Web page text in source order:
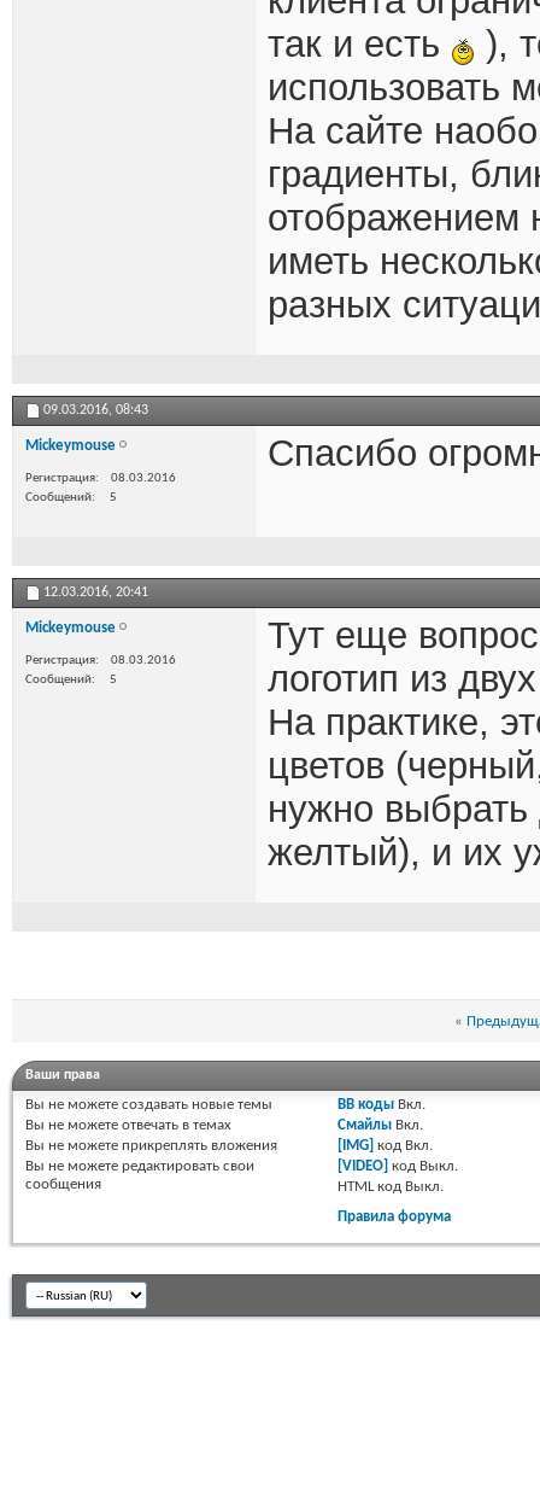
так и есть
),
использовать
На сайте
градиенты,
отображением
иметь
разных
09.03.2016, 08:43
Mickeymouse
Регистрация
08.03.2016
Сообщений
5
Спасибо
12.03.2016, 20:41
Mickeymouse
Регистрация
08.03.2016
Сообщений
5
Тут еще
логотип из
На практике,
цветов
нужно
желтый), и их
«
Ваши права
Вы не можете создавать новые темы
Вы не можете отвечать в темах
Вы не можете прикреплять вложения
Вы не можете редактировать свои
сообщения
BB коды Вкл.
Смайлы Вкл.
[IMG] код Вкл.
[VIDEO] код Выкл.
HTML код Выкл.
Правила форума